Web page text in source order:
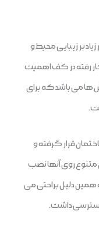
زیاد بر زیبایی محیط و
رفته در کف اهمیت
ها می باشد که برای
قرار گرفته و
متنوع روی آنها نصب
همین دلیل براحتی می
دسترسی داشت.